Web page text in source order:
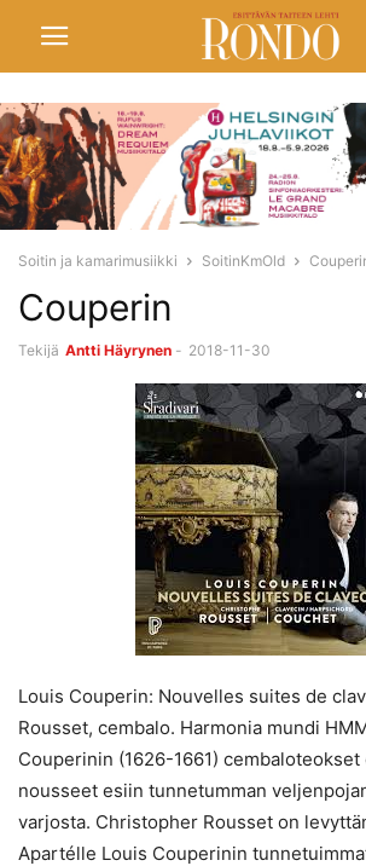
Soitin ja kamarimusiikki SoitinKmOld
Couperin
Tekijä Antti Häyrynen - 2018-11-30
Louis Couperin: Nouvelles suites de
Rousset, cembalo. Harmonia mundi
Couperinin (1626-1661)
nousseet esiin tunnetumman
varjosta. Christopher Rousset on
Apartélle Louis Couperinin